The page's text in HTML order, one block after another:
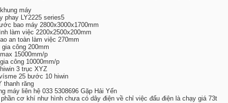
máy
phay LY2225 series5
bao máy 2800x3000x1700mm
làm việc 2200x2500x200mm
an toàn làm việc 270mm
công 200mm
15000mm/p
công 10000mm/p
3 trục XYZ
25 bước 10 hiwin
thanh răng
máy liên hệ 033 5308696 Gặp Hải Yến
phần cơ khí như hình chưa có dây điện về chỉ việc đấu điện là chạy giá 73t